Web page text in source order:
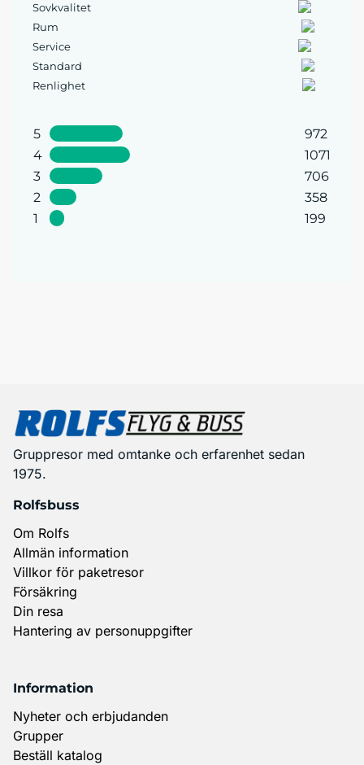
Sovkvalitet
Rum
Service
Standard
Renlighet
5
972
4
1071
3
706
2
358
1
199
Gruppresor med omtanke och erfarenhet sedan
1975.
Rolfsbuss
Om Rolfs
Allmän information
Villkor för paketresor
Försäkring
Din resa
Hantering av personuppgifter
Information
Nyheter och erbjudanden
Grupper
Beställ katalog